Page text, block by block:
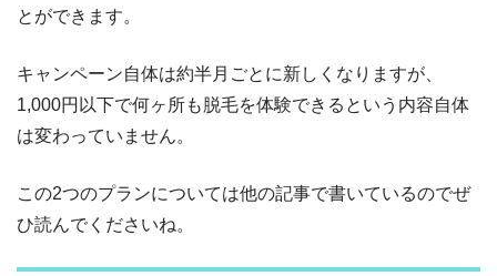
とができます。
キャンペーン自体は約半月ごとに新しくなりますが、
1,000円以下で何ヶ所も脱毛を体験できるという内容自体
は変わっていません。
この2つのプランについては他の記事で書いているのでぜ
ひ読んでくださいね。